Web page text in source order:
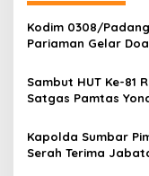
a
s
i
p
o
s
Kodim 0308/Padang
Pariaman Gelar Doa
Kodam XX/Tuanku
Bonjol
Sambut HUT Ke-81
Satgas Pamtas
Warga Badau
Merah Putih
Kapolda Sumbar
Serah Terima